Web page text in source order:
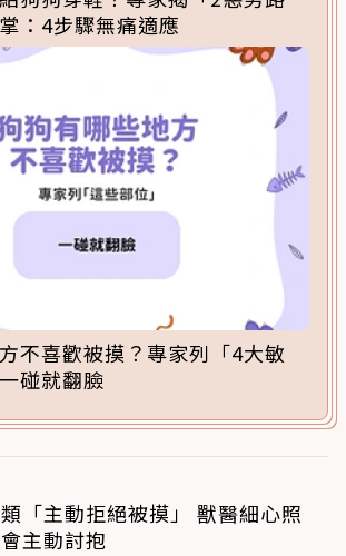
：4步驟無痛適應
不喜歡被摸？專家列「4大敏
碰就翻臉
「主動拒絕被摸」 獸醫細心照
主動討抱